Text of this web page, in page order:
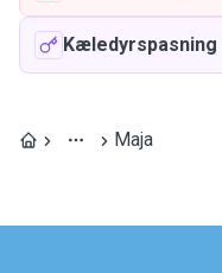
Kæledyrspasning
Maja